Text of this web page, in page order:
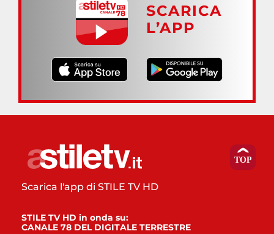
SCARICA
L’APP
Scarica l'app di STILE TV HD
STILE TV HD in onda su:
CANALE 78 DEL DIGITALE TERRESTRE